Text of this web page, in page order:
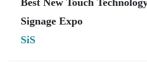
Best New Touch
Signage Expo
SiS